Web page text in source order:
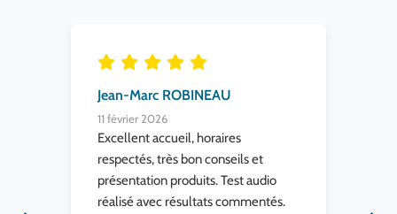
Jean-Marc ROBINEAU
11 février 2026
Excellent accueil, horaires
respectés, très bon conseils et
présentation produits. Test audio
réalisé avec résultats commentés.